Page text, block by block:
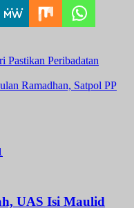
Pastikan Peribadatan
Ramadhan, Satpol PP
UAS Isi Maulid